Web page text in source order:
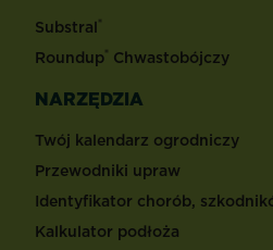
Substral®
Roundup® Chwastobójczy
NARZĘDZIA
Twój kalendarz ogrodniczy
Przewodniki upraw
Identyfikator chorób,
Kalkulator podłoża